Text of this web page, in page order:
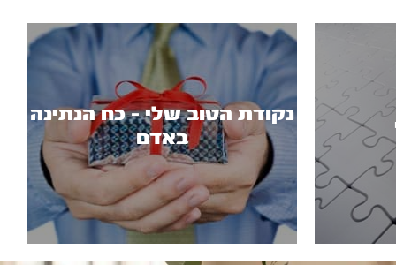
נקודת הטוב שלי - כח הנתינה
באדם